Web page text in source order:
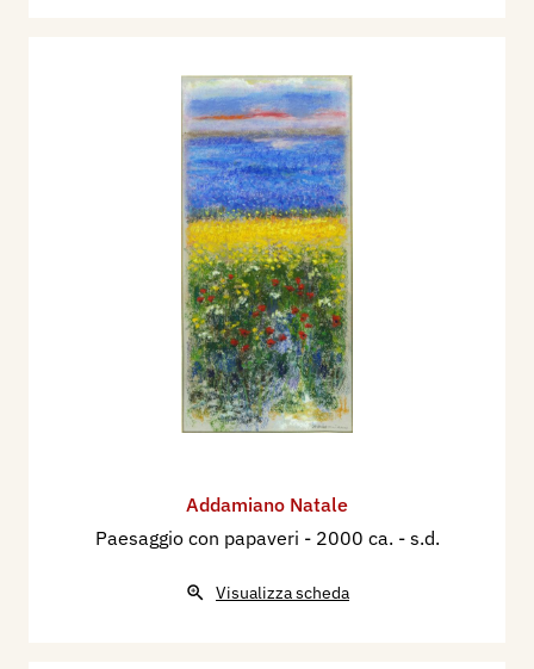
Addamiano Natale
Paesaggio con papaveri - 2000 ca. - s.d.
Visualizza scheda